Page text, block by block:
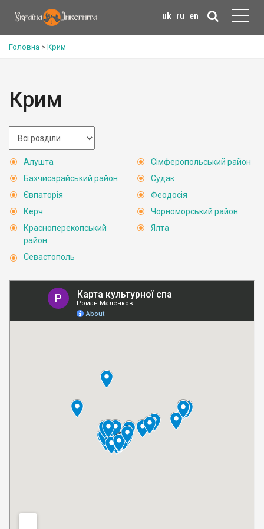
uk ru en
Головна > Крим
Крим
Алушта
Бахчисарайський район
Євпаторія
Керч
Красноперекопський
район
Севастополь
Сімферопольський район
Судак
Феодосія
Чорноморський район
Ялта